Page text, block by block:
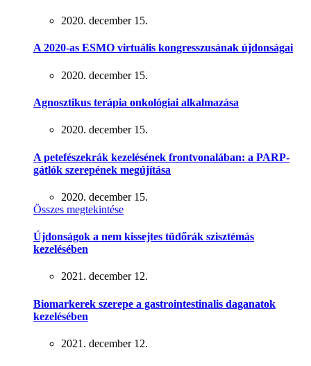
2020. december 15.
A 2020-as ESMO virtuális kongresszusának újdonságai
2020. december 15.
Agnosztikus terápia onkológiai alkalmazása
2020. december 15.
A petefészekrák kezelésének frontvonalában: a PARP-
gátlók szerepének megújítása
2020. december 15.
Összes megtekintése
Újdonságok a nem kissejtes tüdőrák szisztémás
kezelésében
2021. december 12.
Biomarkerek szerepe a gastrointestinalis daganatok
kezelésében
2021. december 12.